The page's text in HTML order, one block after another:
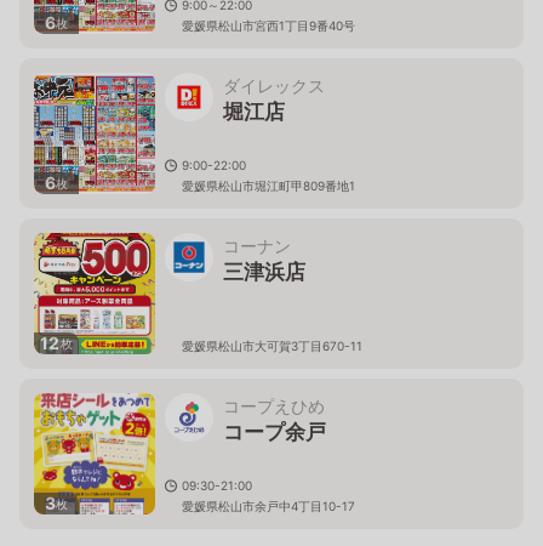
6枚
9:00～22:00
愛媛県松山市宮西1丁目9番40号
6枚
ダイレックス
堀江店
9:00-22:00
愛媛県松山市堀江町甲809番地1
12枚
コーナン
三津浜店
愛媛県松山市大可賀3丁目670-11
3枚
コープえひめ
コープ余戸
09:30-21:00
愛媛県松山市余戸中4丁目10-17